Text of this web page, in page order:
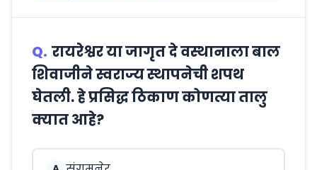
Q. रायरेश्वर या जागृत दे वस्थानाला बाल
शिवाजीने स्वराज्य स्थापनेची शपथ
घेतली. हे प्रसिद्ध ठिकाण कोणत्या तालु
क्यात आहे?